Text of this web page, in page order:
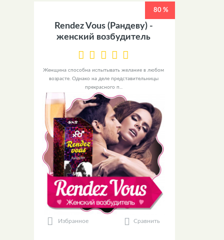
80 %
Rendez Vous (Рандеву) -
женский возбудитель
Женщина способна испытывать желание в любом
возрасте. Однако на деле представительницы
прекрасного п...
Избранное Сравнить